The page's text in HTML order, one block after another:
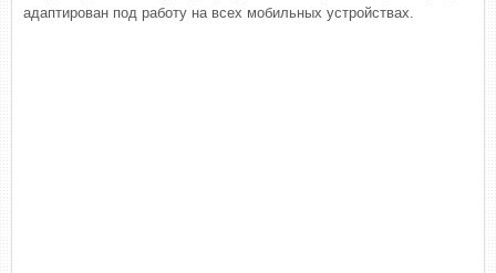
адаптирован под работу на всех мобильных устройствах.